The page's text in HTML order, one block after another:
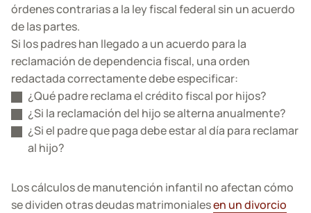
órdenes contrarias a la ley fiscal federal sin un acuerdo
de las partes.
Si los padres han llegado a un acuerdo para la
reclamación de dependencia fiscal, una orden
redactada correctamente debe especificar:
¿Qué padre reclama el crédito fiscal por hijos?
¿Si la reclamación del hijo se alterna anualmente?
¿Si el padre que paga debe estar al día para reclamar
al hijo?
Los cálculos de manutención infantil no afectan cómo
se dividen otras deudas matrimonialesen un divorcio